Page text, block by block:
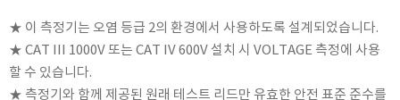
PESOLA
Pyxis
RION
★ 이 측정기는 오염 등급 2의 환경에서 사용하도록 설계되었습니다.
★ CAT III 1000V 또는 CAT IV 600V 설치 시 VOLTAGE 측정에 사용
할 수 있습니다.
★ 측정기와 함께 제공된 원래 테스트 리드만 유효한 안전 표준 준수를